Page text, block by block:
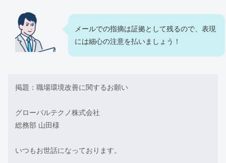
メールでの指摘は証拠として残るので、表現
には細心の注意を払いましょう！
掲題：職場環境改善に関するお願い
グローバルテクノ株式会社
総務部 山田様
いつもお世話になっております。